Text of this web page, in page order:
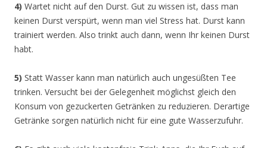
4) Wartet nicht auf den Durst. Gut zu wissen ist, dass man
keinen Durst verspürt, wenn man viel Stress hat. Durst kann
trainiert werden. Also trinkt auch dann, wenn Ihr keinen Durst
habt.
5) Statt Wasser kann man natürlich auch ungesüßten Tee
trinken. Versucht bei der Gelegenheit möglichst gleich den
Konsum von gezuckerten Getränken zu reduzieren. Derartige
Getränke sorgen natürlich nicht für eine gute Wasserzufuhr.